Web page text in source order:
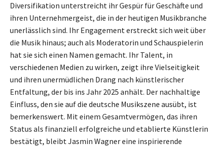
Diversifikation unterstreicht ihr Gespür für Geschäfte und
ihren Unternehmergeist, die in der heutigen Musikbranche
unerlässlich sind. Ihr Engagement erstreckt sich weit über
die Musik hinaus; auch als Moderatorin und Schauspielerin
hat sie sich einen Namen gemacht. Ihr Talent, in
verschiedenen Medien zu wirken, zeigt ihre Vielseitigkeit
und ihren unermüdlichen Drang nach künstlerischer
Entfaltung, der bis ins Jahr 2025 anhält. Der nachhaltige
Einfluss, den sie auf die deutsche Musikszene ausübt, ist
bemerkenswert. Mit einem Gesamtvermögen, das ihren
Status als finanziell erfolgreiche und etablierte Künstlerin
bestätigt, bleibt Jasmin Wagner eine inspirierende